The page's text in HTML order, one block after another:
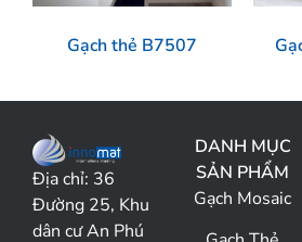
Gạch thẻ B7507
Địa chỉ: 36
Đường 25, Khu
dân cư An Phú
DANH MỤC
SẢN PHẨM
Gạch Mosaic